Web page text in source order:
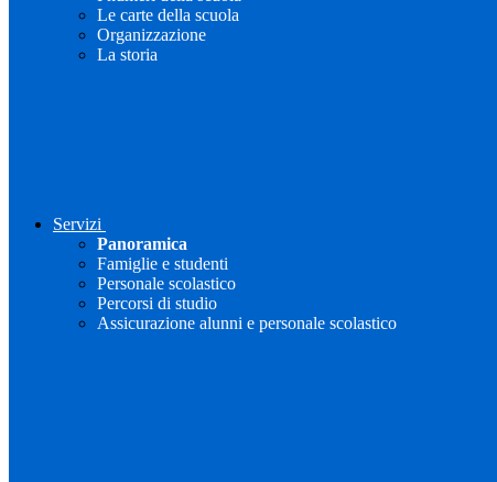
Le carte della scuola
Organizzazione
La storia
Servizi
Panoramica
Famiglie e studenti
Personale scolastico
Percorsi di studio
Assicurazione alunni e personale scolastico